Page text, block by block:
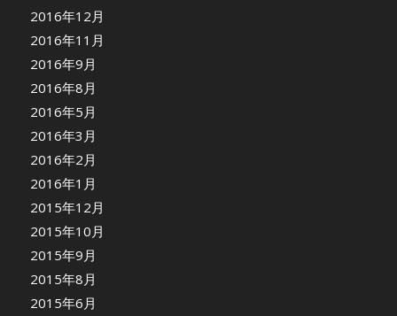
2016年12月
2016年11月
2016年9月
2016年8月
2016年5月
2016年3月
2016年2月
2016年1月
2015年12月
2015年10月
2015年9月
2015年8月
2015年6月